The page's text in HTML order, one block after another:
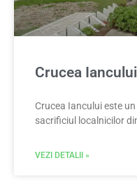
Crucea
Crucea Iancului este
sacrificiul localnicilor
VEZI DETALII »